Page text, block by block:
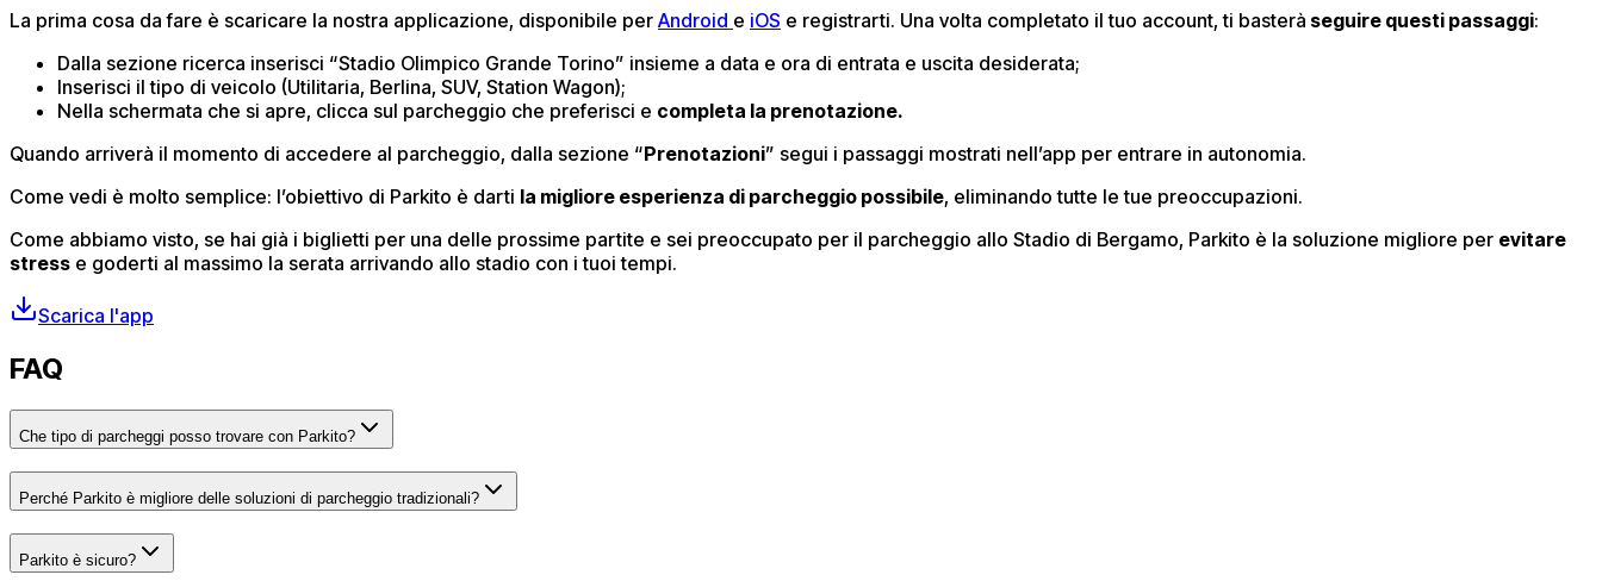
La prima cosa da fare è scaricare la nostra applicazione, disponibile per Android e iOS e registrarti. Una volta completato il tuo account, ti basterà seguire questi passaggi:
Dalla sezione ricerca inserisci “Stadio Olimpico Grande Torino” insieme a data e ora di entrata e uscita desiderata;
Inserisci il tipo di veicolo (Utilitaria, Berlina, SUV, Station Wagon);
Nella schermata che si apre, clicca sul parcheggio che preferisci e completa la prenotazione.
Quando arriverà il momento di accedere al parcheggio, dalla sezione “Prenotazioni” segui i passaggi mostrati nell’app per entrare in autonomia.
Come vedi è molto semplice: l’obiettivo di Parkito è darti la migliore esperienza di parcheggio possibile, eliminando tutte le tue preoccupazioni.
Come abbiamo visto, se hai già i biglietti per una delle prossime partite e sei preoccupato per il parcheggio allo Stadio di Bergamo, Parkito è la soluzione migliore per evitare
stress e goderti al massimo la serata arrivando allo stadio con i tuoi tempi.
Scarica l'app
FAQ
Che tipo di parcheggi posso trovare con Parkito?
Perché Parkito è migliore delle soluzioni di parcheggio tradizionali?
Parkito è sicuro?